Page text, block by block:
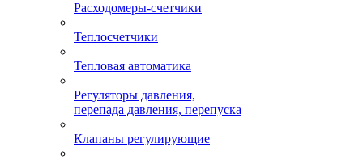
Расходомеры-счетчики
Теплосчетчики
Тепловая автоматика
Регуляторы давления,
перепада давления, перепуска
Клапаны регулирующие